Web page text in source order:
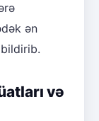
ən
və